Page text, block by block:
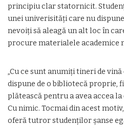
principiu clar statornicit.
unei univerisități care nu
nevoiți să aleagă un alt loc în
procure materialele academice
„Cu ce sunt anumiți tineri de
dispune de o bibliotecă proprie,
plătească pentru a avea accea
Cu nimic. Tocmai din acest
oferă tutror studenților șanse